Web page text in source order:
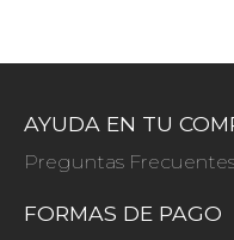
AYUDA EN TU
Preguntas
FORMAS DE PAGO